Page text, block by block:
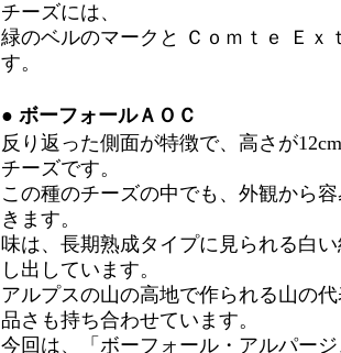
チーズには、
緑のベルのマークと Ｃｏｍｔｅ Ｅｘ
す。
● ボーフォールＡＯＣ
反り返った側面が特徴で、高さが
チーズです。
この種のチーズの中でも、外観から
きます。
味は、長期熟成タイプに見られる白
し出しています。
アルプスの山の高地で作られる山の
品さも持ち合わせています。
今回は、「ボーフォール・アルパー